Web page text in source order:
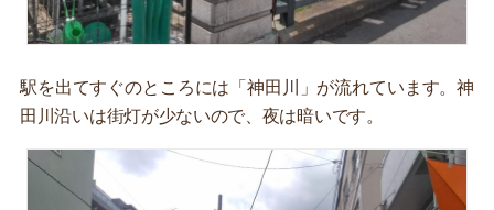
駅を出てすぐのところには「神田川」が流れています。神
田川沿いは街灯が少ないので、夜は暗いです。